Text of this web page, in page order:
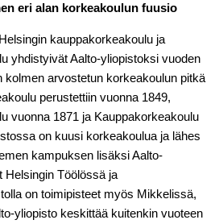
eri alan korkeakoulun fuusio
kauppakorkeakoulu ja
yhdistyivät Aalto-yliopistoksi vuoden
kolmen arvostetun korkeakoulun pitkä
perustettiin vuonna 1849,
vuonna 1871 ja Kauppakorkeakoulu
on kuusi korkeakoulua ja lähes
kampuksen lisäksi Aalto-
Helsingin Töölössä ja
on toimipisteet myös Mikkelissä,
yliopisto keskittää kuitenkin vuoteen